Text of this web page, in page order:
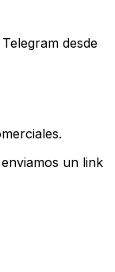
desde
un link